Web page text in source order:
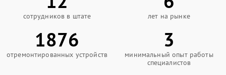
сотрудников в штате лет на рынке
1876
отремонтированных устройств
3
минимальный опыт работы
специалистов